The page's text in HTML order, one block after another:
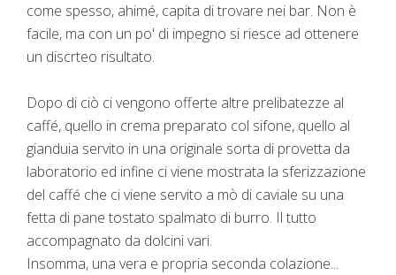
come spesso, ahimé, capita di trovare nei bar. Non è
facile, ma con un po' di impegno si riesce ad ottenere
un discrteo risultato.
Dopo di ciò ci vengono offerte altre prelibatezze al
caffé, quello in crema preparato col sifone, quello al
gianduia servito in una originale sorta di provetta da
laboratorio ed infine ci viene mostrata la sferizzazione
del caffé che ci viene servito a mò di caviale su una
fetta di pane tostato spalmato di burro. Il tutto
accompagnato da dolcini vari.
Insomma, una vera e propria seconda colazione...